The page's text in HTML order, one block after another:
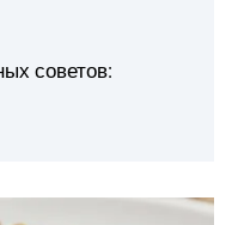
советов: